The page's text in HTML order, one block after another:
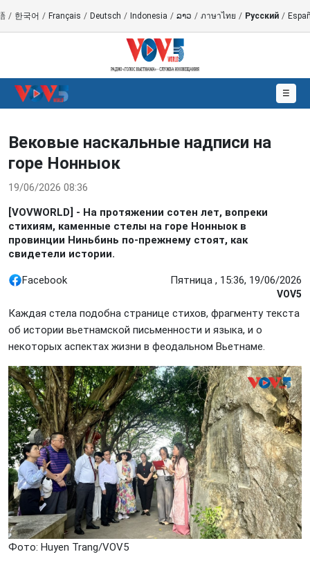
/ 한국어 / Français / Deutsch / Indonesia / ລາວ / ภาษาไทย / Русский /
☰
Вековые наскальные надписи на
горе Нонныок
19/06/2026 08:36
[VOVWORLD] - На протяжении сотен лет, вопреки
стихиям, каменные стелы на горе Нонныок в
провинции Ниньбинь по-прежнему стоят, как
свидетели истории.
Facebook Пятница , 15:36, 19/06/2026
VOV5
Каждая стела подобна странице стихов, фрагменту текста
об истории вьетнамской письменности и языка, и о
некоторых аспектах жизни в феодальном Вьетнаме.
Фото: Huyеn Trang/VOV5